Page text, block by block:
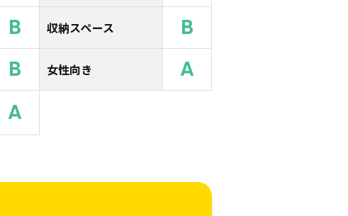
B 収納スペース B
B 女性向き A
A